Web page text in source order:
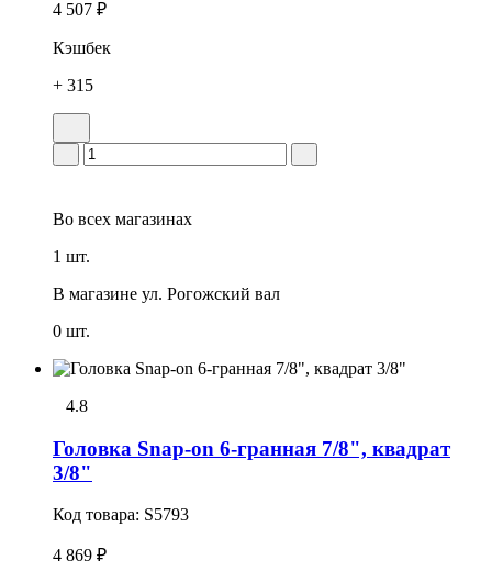
4 507 ₽
Кэшбек
+ 315
Во всех магазинах
1 шт.
В магазине ул. Рогожский вал
0 шт.
4.8
Головка Snap-on 6-гранная 7/8", квадрат
3/8"
Код товара: S5793
4 869 ₽